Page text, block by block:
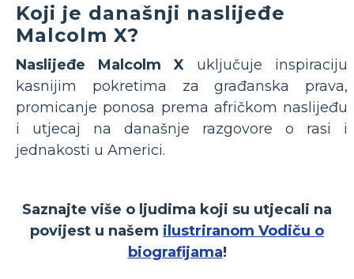
Koji je današnji naslijeđe
Malcolm X?
Naslijeđe Malcolm X uključuje inspiraciju
kasnijim pokretima za građanska prava,
promicanje ponosa prema afričkom naslijeđu
i utjecaj na današnje razgovore o rasi i
jednakosti u Americi.
Saznajte više o ljudima koji su utjecali na
povijest u našem ilustriranom Vodiču o
biografijama!